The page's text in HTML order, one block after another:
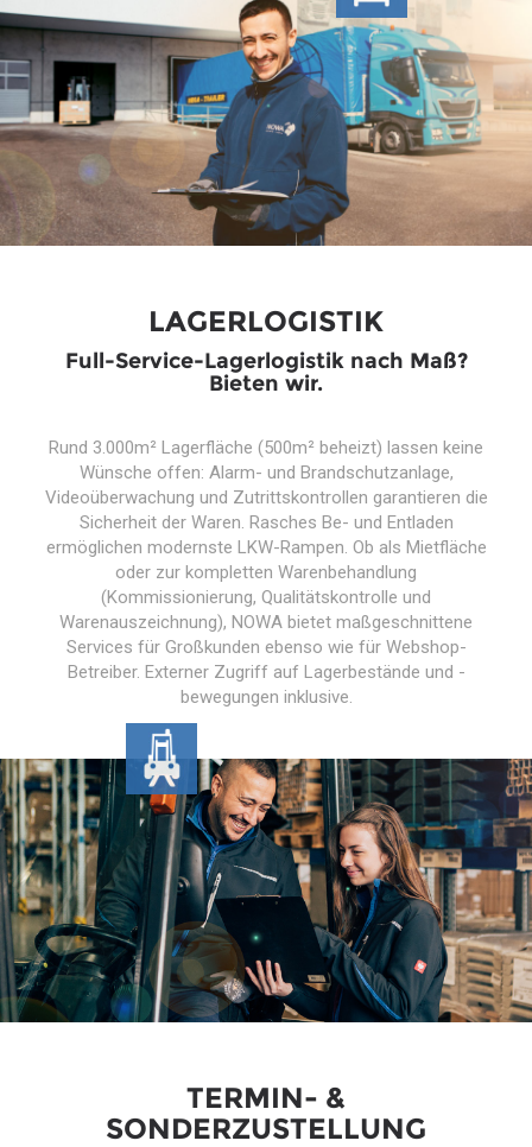
LAGERLOGISTIK
Full-Service-Lagerlogistik nach Maß?
Bieten wir.
Rund 3.000m² Lagerfläche (500m² beheizt) lassen keine
Wünsche offen: Alarm- und Brandschutzanlage,
Videoüberwachung und Zutrittskontrollen garantieren die
Sicherheit der Waren. Rasches Be- und Entladen
ermöglichen modernste LKW-Rampen. Ob als Mietfläche
oder zur kompletten Warenbehandlung
(Kommissionierung, Qualitätskontrolle und
Warenauszeichnung), NOWA bietet maßgeschnittene
Services für Großkunden ebenso wie für Webshop-
Betreiber. Externer Zugriff auf Lagerbestände und -
bewegungen inklusive.
TERMIN- &
SONDERZUSTELLUNG